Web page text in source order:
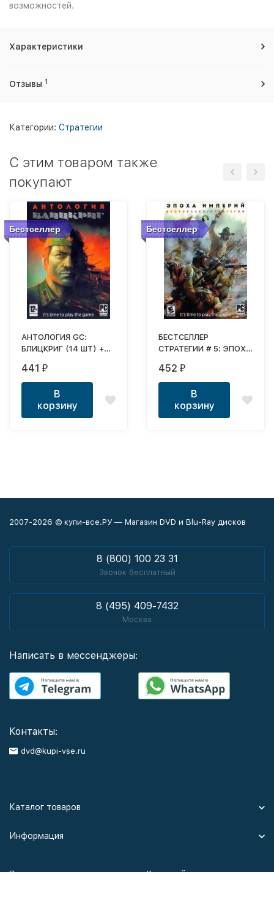
возможностей.
Характеристики
Отзывы 1
Категории: Стратегии
C этим товаром также
покупают
Бестселлер
АНТОЛОГИЯ GС:
БЛИЦКРИГ (14 ШТ) +
ПРОТИВОСТОЯНИЕ (3
ШТ) (17 В 1)
441 ₽
В
корзину
Бестселлер
БЕСТСЕЛЛЕР
СТРАТЕГИИ # 5: ЭПОХА
452 ₽
В
корзину
2007-2026 © купи-все.РУ — Магазин DVD и Blu-Ray дисков
8 (800) 100 23 31
Звонок бесплатный
8 (495) 409-7432
Москва
Написать в мессенджеры:
Контакты:
dvd@kupi-vse.ru
Каталог товаров
Информация
Политика персональных данных Карта сайта